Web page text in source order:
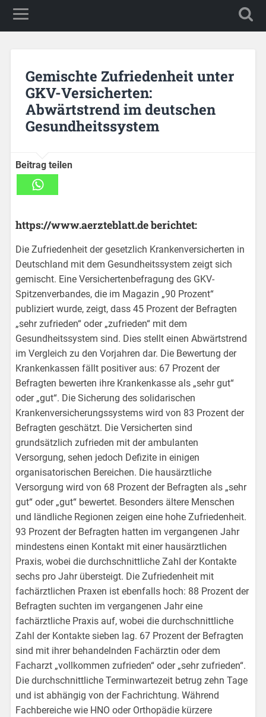
Gemischte Zufriedenheit unter
GKV-Versicherten:
Abwärtstrend im deutschen
Gesundheitssystem
Beitrag teilen
https://www.aerzteblatt.de berichtet:
Die Zufriedenheit der gesetzlich Krankenversicherten in
Deutschland mit dem Gesundheitssystem zeigt sich
gemischt. Eine Versichertenbefragung des GKV-
Spitzenverbandes, die im Magazin „90 Prozent“
publiziert wurde, zeigt, dass 45 Prozent der Befragten
„sehr zufrieden“ oder „zufrieden“ mit dem
Gesundheitssystem sind. Dies stellt einen Abwärtstrend
im Vergleich zu den Vorjahren dar. Die Bewertung der
Krankenkassen fällt positiver aus: 67 Prozent der
Befragten bewerten ihre Krankenkasse als „sehr gut“
oder „gut“. Die Sicherung des solidarischen
Krankenversicherungssystems wird von 83 Prozent der
Befragten geschätzt. Die Versicherten sind
grundsätzlich zufrieden mit der ambulanten
Versorgung, sehen jedoch Defizite in einigen
organisatorischen Bereichen. Die hausärztliche
Versorgung wird von 68 Prozent der Befragten als „sehr
gut“ oder „gut“ bewertet. Besonders ältere Menschen
und ländliche Regionen zeigen eine hohe Zufriedenheit.
93 Prozent der Befragten hatten im vergangenen Jahr
mindestens einen Kontakt mit einer hausärztlichen
Praxis, wobei die durchschnittliche Zahl der Kontakte
sechs pro Jahr übersteigt. Die Zufriedenheit mit
fachärztlichen Praxen ist ebenfalls hoch: 88 Prozent der
Befragten suchten im vergangenen Jahr eine
fachärztliche Praxis auf, wobei die durchschnittliche
Zahl der Kontakte sieben lag. 67 Prozent der Befragten
sind mit ihrer behandelnden Fachärztin oder dem
Facharzt „vollkommen zufrieden“ oder „sehr zufrieden“.
Die durchschnittliche Terminwartezeit betrug zehn Tage
und ist abhängig von der Fachrichtung. Während
Fachbereiche wie HNO oder Orthopädie kürzere